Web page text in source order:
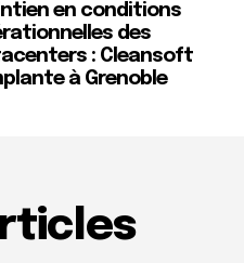
en conditions
des
: Cleansoft
à Grenoble